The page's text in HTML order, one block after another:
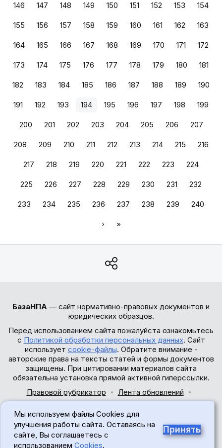
146 147 148 149 150 151 152 153 154
155 156 157 158 159 160 161 162 163
164 165 166 167 168 169 170 171 172
173 174 175 176 177 178 179 180 181
182 183 184 185 186 187 188 189 190
191 192 193 194 195 196 197 198 199
200 201 202 203 204 205 206 207
208 209 210 211 212 213 214 215 216
217 218 219 220 221 222 223 224
225 226 227 228 229 230 231 232
233 234 235 236 237 238 239 240
› »
БазаНПА — сайт нормативно-правовых документов и
юридических образцов.
Перед использованием сайта пожалуйста ознакомьтесь
с Политикой обработки персональных данных. Сайт
использует cookie-файлы. Обратите внимание -
авторские права на тексты статей и формы документов
защищены. При цитировании материалов сайта
обязательна установка прямой активной гиперссылки.
Правовой рубрикатор
Лента обновлений
© 2017-2026
18+
Мы используем файлы Cookies для
улучшения работы сайта. Оставаясь на
сайте, Вы соглашаетесь с
использованием Cookies.
Принять